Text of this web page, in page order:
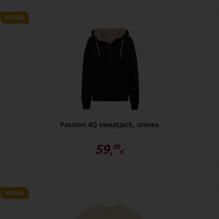
NIEUW
Passion 4Q sweatjack, unisex
59,00
€
NIEUW